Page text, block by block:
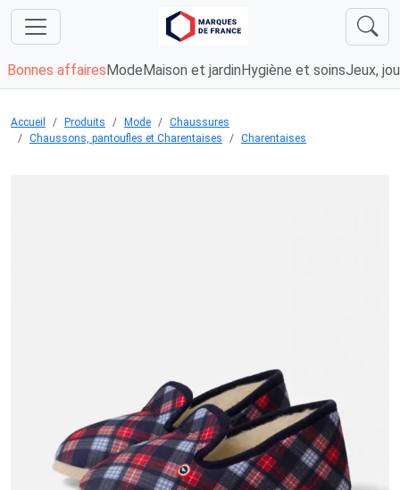
Bonnes affaires Mode Maison et jardin Hygiène et soinsJeux,
Accueil Produits Mode
Chaussures
Chaussons, pantoufles et Charentaises
Charentaises